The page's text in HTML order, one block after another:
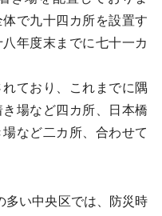
で九十四カ所を設置す
年度末までに七十一カ
ており、これまでに隅
場など四カ所、日本橋
など二カ所、合わせて
い中央区では、防災時